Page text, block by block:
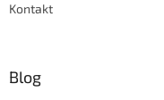
Kontakt
Blog